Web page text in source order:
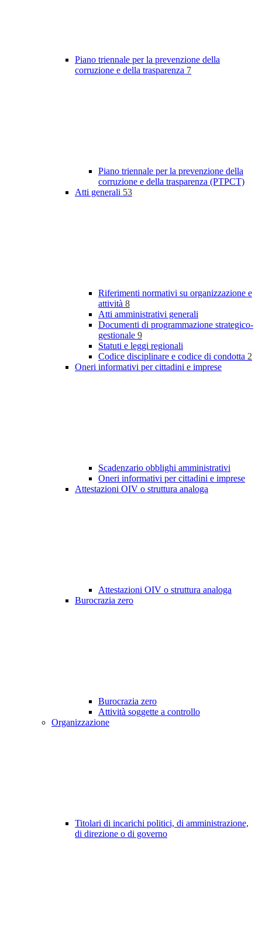
Piano triennale per la prevenzione della
corruzione e della trasparenza 7
Piano triennale per la prevenzione della
corruzione e della trasparenza (PTPCT)
Atti generali 53
Riferimenti normativi su organizzazione e
attività 8
Atti amministrativi generali
Documenti di programmazione strategico-
gestionale 9
Statuti e leggi regionali
Codice disciplinare e codice di condotta 2
Oneri informativi per cittadini e imprese
Scadenzario obblighi amministrativi
Oneri informativi per cittadini e imprese
Attestazioni OIV o struttura analoga
Attestazioni OIV o struttura analoga
Burocrazia zero
Burocrazia zero
Attività soggette a controllo
Organizzazione
Titolari di incarichi politici, di amministrazione,
di direzione o di governo